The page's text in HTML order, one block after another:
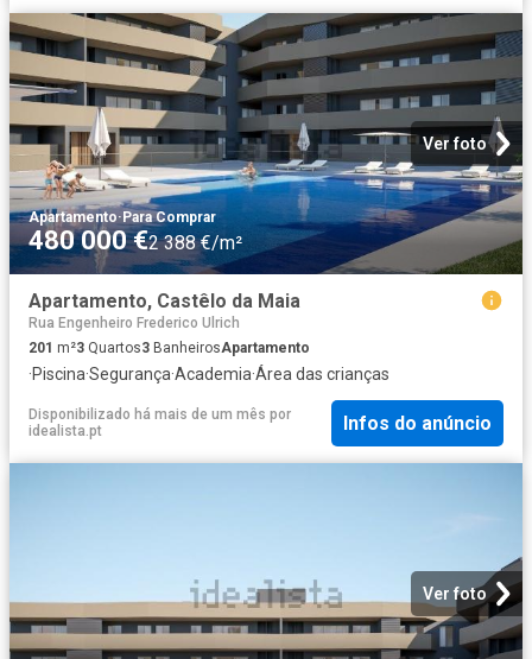
Ver foto
Apartamento·Para Comprar
480 000 €2 388 €/m²
Apartamento, Castêlo da Maia
Rua Engenheiro Frederico Ulrich
201 m²3 Quartos3 BanheirosApartamento
·Piscina·Segurança·Academia·Área das crianças
Disponibilizado há mais de um mês por
idealista.pt
Infos do anúncio
Ver foto